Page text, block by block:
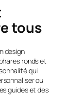
tous
design
ronds et
qui
ou
guides et des